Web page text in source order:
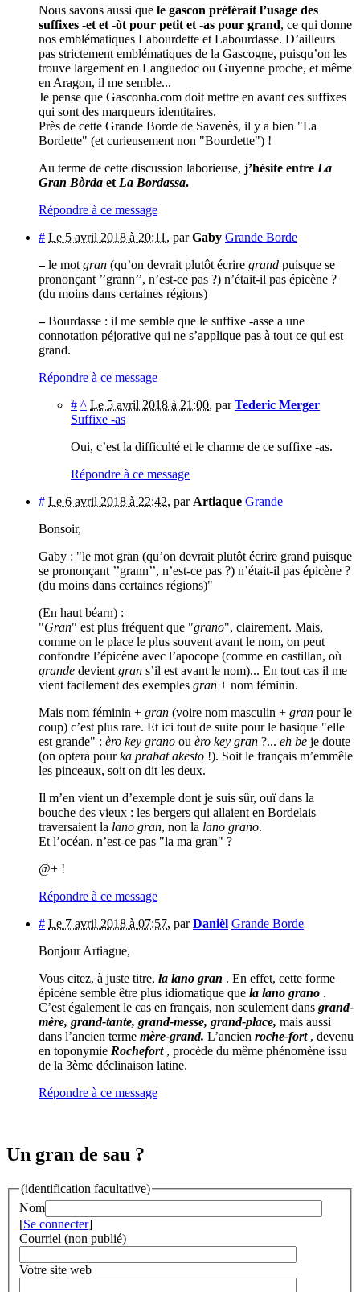
Nous savons aussi que le gascon préférait l’usage des
suffixes -et et -òt pour petit et -as pour grand, ce qui donne
nos emblématiques Labourdette et Labourdasse. D’ailleurs
pas strictement emblématiques de la Gascogne, puisqu’on les
trouve largement en Languedoc ou Guyenne proche, et même
en Aragon, il me semble...
Je pense que Gasconha.com doit mettre en avant ces suffixes
qui sont des marqueurs identitaires.
Près de cette Grande Borde de Savenès, il y a bien "La
Bordette" (et curieusement non "Bourdette") !
Au terme de cette discussion laborieuse, j’hésite entre La
Gran Bòrda et La Bordassa.
Répondre à ce message
# Le 5 avril 2018 à 20:11 , parGaby Grande Borde
–le mot gran (qu’on devrait plutôt écrire grand puisque se
prononçant ’’grann’’, n’est-ce pas ?) n’était-il pas épicène ?
(du moins dans certaines régions)
–Bourdasse : il me semble que le suffixe -asse a une
connotation péjorative qui ne s’applique pas à tout ce qui est
grand.
Répondre à ce message
# ^ Le 5 avril 2018 à 21:00, parTederic Merger
Suffixe -as
Oui, c’est la difficulté et le charme de ce suffixe -as.
Répondre à ce message
# Le 6 avril 2018 à 22:42, par Artiaque Grande
Bonsoir,
Gaby : "le mot gran (qu’on devrait plutôt écrire grand puisque
se prononçant ’’grann’’, n’est-ce pas ?) n’était-il pas épicène ?
(du moins dans certaines régions)"
(En haut béarn) :
"Gran" est plus fréquent que "grano", clairement. Mais,
comme on le place le plus souvent avant le nom, on peut
confondre l’épicène avec l’apocope (comme en castillan, où
grande devient gran s’il est avant le nom)... En tout cas il me
vient facilement des exemples gran + nom féminin.
Mais nom féminin + gran (voire nom masculin + gran pour le
coup) c’est plus rare. Et ici tout de suite pour le basique "elle
est grande" : èro key grano ou èro key gran ?... eh be je doute
(on optera pourka prabat akesto !). Soit le français m’emmêle
les pinceaux, soit on dit les deux.
Il m’en vient un d’exemple dont je suis sûr, ouï dans la
bouche des vieux : les bergers qui allaient en Bordelais
traversaient la lano gran, non la lano grano.
Et l’océan, n’est-ce pas "la ma gran" ?
@+ !
Répondre à ce message
# Le 7 avril 2018 à 07:57, parDanièl Grande Borde
Bonjour Artiague,
Vous citez, à juste titre, la lano gran . En effet, cette forme
épicène semble être plus idiomatique que la lano grano .
C’est également le cas en français, non seulement dans grand-
mère, grand-tante, grand-messe, grand-place, mais aussi
dans l’ancien terme mère-grand. L’ancien roche-fort , devenu
en toponymie Rochefort , procède du même phénomène issu
de la 3ème déclinaison latine.
Répondre à ce message
Un gran de sau ?
(identification facultative)
Nom
[Se connecter]
Courriel (non publié)
Votre site web